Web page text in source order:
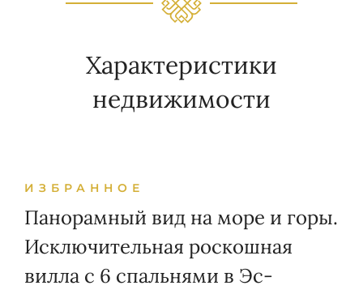
Характеристики
недвижимости
ИЗБРАННОЕ
Панорамный вид на море и горы.
Исключительная роскошная
вилла с 6 спальнями в Эс-